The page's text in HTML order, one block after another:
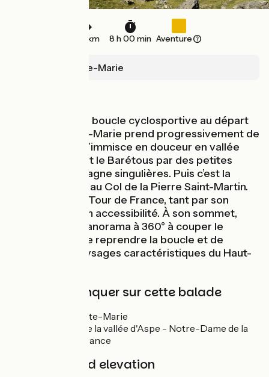
105 km 8 h 00 min Aventure
Oloron Sainte-Marie
Cette très belle boucle cyclosportive au départ
d’Oloron-Sainte-Marie prend progressivement de
la hauteur. Elle s’immisce en douceur en vallée
d’Aspe, et rejoint le Barétous par des petites
routes de montagne singulières. Puis c’est la
grande montée au Col de la Pierre Saint-Martin.
Un col digne du Tour de France, tant par son
ampleur que son accessibilité. À son sommet,
découvrez un panorama à 360° à couper le
souffle, avant de reprendre la boucle et de
profiter des paysages caractéristiques du Haut-
À ne pas manquer sur cette balade
Oloron-Sainte-Marie
Écomusée de la vallée d'Aspe - Notre-Dame de la
Pierre à Sarrance
Gradients and elevation